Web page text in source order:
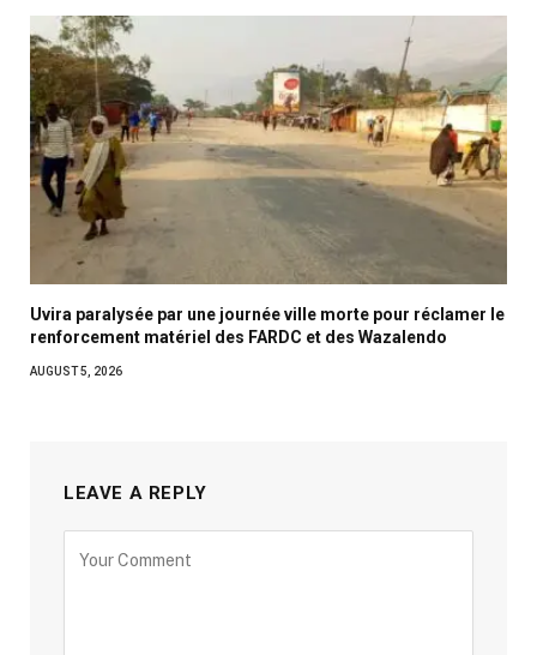
Uvira paralysée par une journée ville morte pour réclamer le
renforcement matériel des FARDC et des Wazalendo
AUGUST 5, 2026
LEAVE A REPLY